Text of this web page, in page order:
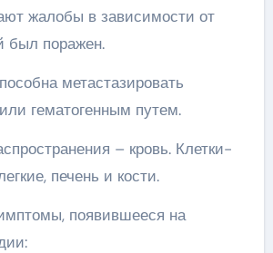
жалобы в зависимости от
был поражен.
метастазировать
гематогенным путем.
– кровь. Клетки-
печень и кости.
появившееся на